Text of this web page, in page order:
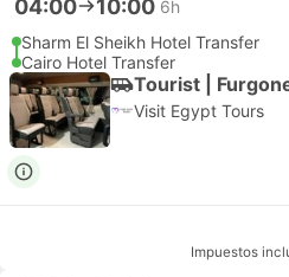
04:00 10:00 6h
Sharm El Sheikh Hotel Transfer
Cairo Hotel Transfer
Tourist |
Visit Egypt Tours
Impuestos